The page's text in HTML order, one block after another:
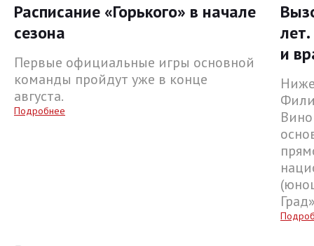
Расписание «Горького» в начале
сезона
Первые официальные игры основной
команды пройдут уже в конце
августа.
Подробнее
и